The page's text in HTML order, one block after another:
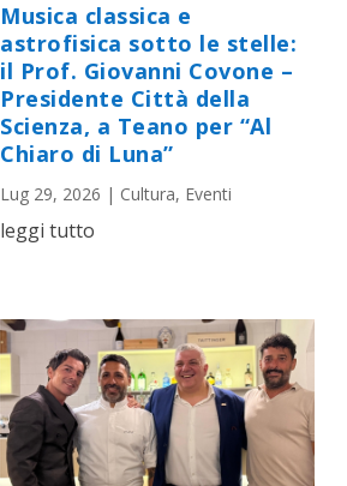
Musica classica e
astrofisica sotto le stelle:
il Prof. Giovanni Covone –
Presidente Città della
Scienza, a Teano per “Al
Chiaro di Luna”
Lug 29, 2026 | Cultura, Eventi
leggi tutto